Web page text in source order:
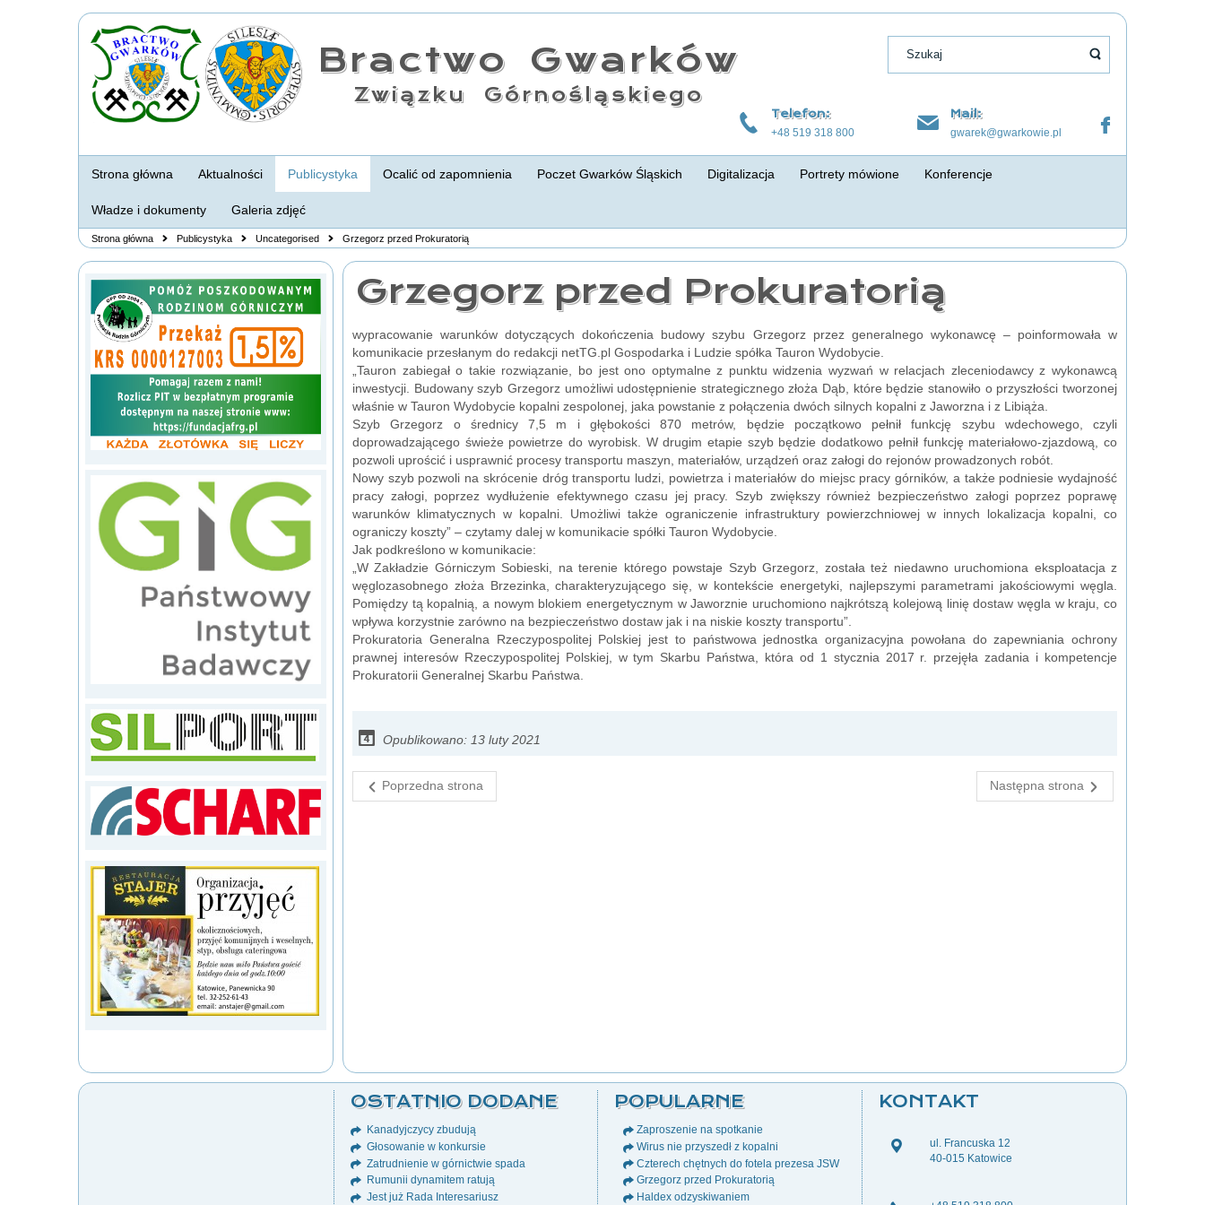
Bractwo Gwarków
Związku Górnośląskiego
Telefon:
+48 519 318 800
Mail:
gwarek@gwarkowie.pl
Strona główna Aktualności Publicystyka Ocalić od zapomnienia Poczet Gwarków Śląskich Digitalizacja Portrety mówione Konferencje
Władze i dokumenty Galeria zdjęć
Strona główna Publicystyka Uncategorised Grzegorz przed Prokuratorią
Grzegorz przed Prokuratorią
wypracowanie warunków dotyczących dokończenia budowy szybu Grzegorz przez generalnego wykonawcę – poinformowała w
komunikacie przesłanym do redakcji netTG.pl Gospodarka i Ludzie spółka Tauron Wydobycie.
„Tauron zabiegał o takie rozwiązanie, bo jest ono optymalne z punktu widzenia wyzwań w relacjach zleceniodawcy z wykonawcą
inwestycji. Budowany szyb Grzegorz umożliwi udostępnienie strategicznego złoża Dąb, które będzie stanowiło o przyszłości tworzonej
właśnie w Tauron Wydobycie kopalni zespolonej, jaka powstanie z połączenia dwóch silnych kopalni z Jaworzna i z Libiąża.
Szyb Grzegorz o średnicy 7,5 m i głębokości 870 metrów, będzie początkowo pełnił funkcję szybu wdechowego, czyli
doprowadzającego świeże powietrze do wyrobisk. W drugim etapie szyb będzie dodatkowo pełnił funkcję materiałowo-zjazdową, co
pozwoli uprościć i usprawnić procesy transportu maszyn, materiałów, urządzeń oraz załogi do rejonów prowadzonych robót.
Nowy szyb pozwoli na skrócenie dróg transportu ludzi, powietrza i materiałów do miejsc pracy górników, a także podniesie wydajność
pracy załogi, poprzez wydłużenie efektywnego czasu jej pracy. Szyb zwiększy również bezpieczeństwo załogi poprzez poprawę
warunków klimatycznych w kopalni. Umożliwi także ograniczenie infrastruktury powierzchniowej w innych lokalizacja kopalni, co
ograniczy koszty” – czytamy dalej w komunikacie spółki Tauron Wydobycie.
Jak podkreślono w komunikacie:
„W Zakładzie Górniczym Sobieski, na terenie którego powstaje Szyb Grzegorz, została też niedawno uruchomiona eksploatacja z
węglozasobnego złoża Brzezinka, charakteryzującego się, w kontekście energetyki, najlepszymi parametrami jakościowymi węgla.
Pomiędzy tą kopalnią, a nowym blokiem energetycznym w Jaworznie uruchomiono najkrótszą kolejową linię dostaw węgla w kraju, co
wpływa korzystnie zarówno na bezpieczeństwo dostaw jak i na niskie koszty transportu”.
Prokuratoria Generalna Rzeczypospolitej Polskiej jest to państwowa jednostka organizacyjna powołana do zapewniania ochrony
prawnej interesów Rzeczypospolitej Polskiej, w tym Skarbu Państwa, która od 1 stycznia 2017 r. przejęła zadania i kompetencje
Prokuratorii Generalnej Skarbu Państwa.
Opublikowano: 13 luty 2021
Poprzedna strona Następna strona
OSTATNIO DODANE
Kanadyjczycy zbudują
Głosowanie w konkursie
Zatrudnienie w górnictwie spada
Rumunii dynamitem ratują
Jest już Rada Interesariusz
POPULARNE
Zaproszenie na spotkanie
Wirus nie przyszedł z kopalni
Czterech chętnych do fotela prezesa JSW
Grzegorz przed Prokuratorią
Haldex odzyskiwaniem
KONTAKT
ul. Francuska 12
40-015 Katowice